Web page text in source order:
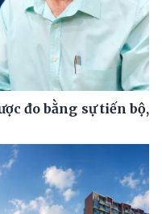
đo bằng sự tiến bộ,